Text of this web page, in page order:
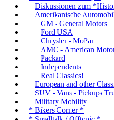
Diskussionen zum
Amerikanische
GM - General Motors
Ford USA
Chrysler - MoPar
AMC - American
Packard
Independents
Real Classics!
European and other
SUV - Vans - Pickups
Military Mobility
* Bikers Corner *